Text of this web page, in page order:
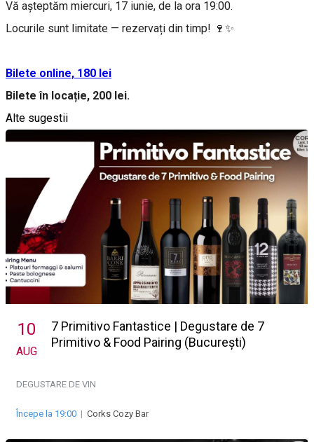
Vă așteptăm miercuri, 17 iunie, de la ora 19:00.
Locurile sunt limitate — rezervați din timp! 🍷✨
Bilete online, 180 lei
Bilete în locație, 200 lei.
Alte sugestii
10
AUG
7 Primitivo Fantastice | Degustare de 7
Primitivo & Food Pairing (București)
DEGUSTARE DE VIN
Începe la 19:00 | Corks Cozy Bar